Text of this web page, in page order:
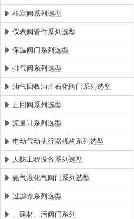
柱塞阀系列选型
仪表阀管件系列选型
保温阀门系列选型
排气阀系列选型
油气回收油库石化阀门系列选型
止回阀系列选型
流量计系列选型
电动气动执行器机构系列选型
人防工程设备系列选型
氨气液化气阀门系列选型
过滤器系列选型
、建材、污阀门系列